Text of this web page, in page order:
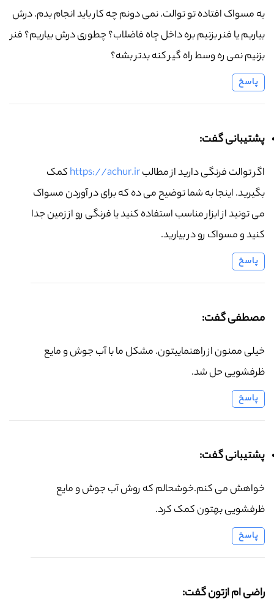
یه مسواک افتاده تو توالت. نمی دونم چه کار باید انجام بدم. درش
بیاریم یا فنر بزنیم بره داخل چاه فاضلاب؟ چطوری درش بیاریم؟ فنر
بزنیم نمی ره وسط راه گیر کنه بدتر بشه؟
پاسخ
پشتیبانی گفت:
اگر توالت فرنگی دارید از مطالبhttps://achur.irکمک
بگیرید. اینجا به شما توضیح می ده که برای در آوردن مسواک
می تونید از ابزار مناسب استفاده کنید یا فرنگی رو از زمین جدا
کنید و مسواک رو در بیارید.
پاسخ
مصطفی گفت:
خیلی ممنون از راهنماییتون. مشکل ما با آب جوش و مایع
ظرفشویی حل شد.
پاسخ
پشتیبانی گفت:
خواهش می کنم.خوشحالم که روش آب جوش و مایع
ظرفشویی بهتون کمک کرد.
پاسخ
راضی ام ازتون گفت: